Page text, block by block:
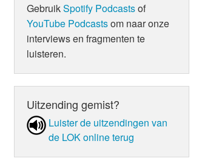
GebruikSpotify Podcastsof
YouTube Podcastsom naar onze
interviews en fragmenten te
luisteren.
Uitzending gemist?
Luister de uit­zen­din­gen van
de LOK online terug